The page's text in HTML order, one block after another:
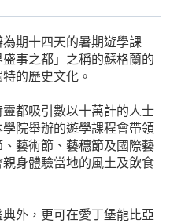
期十四天的暑期遊學課
事之都」之稱的蘇格蘭的
的歷史文化。
都吸引數以十萬計的人士
院舉辦的遊學課程會帶領
藝術節、藝穗節及國際藝
身體驗當地的風土及飲食
外，更可在愛丁堡龍比亞